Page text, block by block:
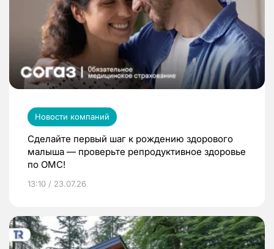
Новости компаний
Сделайте первый шаг к рождению здорового
малыша — проверьте репродуктивное здоровье
по ОМС!
13:10 / 23.07.26